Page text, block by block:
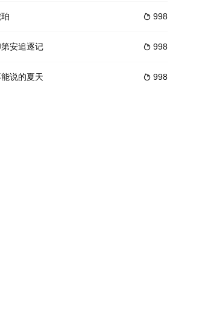
熱時卻被白綾撞破，白綾雖然
常低落。他们按照命令挨户搜寻，发现几个嫌疑犯。当晚
斯 Guy Pearce 饰）被派遣着手调查。然而在调查中，他
다.하지만옆집에사는학수에게는여신으로만보이는데학
。他们和很多年轻人一样，自以为是，敏感错弱，没有
 998
 998
第安追逐记
 998
说的夏天